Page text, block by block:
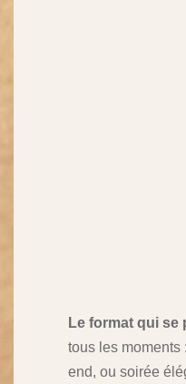
Le format qui se
tous les
end, ou soirée